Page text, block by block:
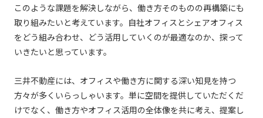
このような課題を解決しながら、働き方そのものの再構築にも
取り組みたいと考えています。自社オフィスとシェアオフィス
をどう組み合わせ、どう活用していくのが最適なのか、探って
いきたいと思っています。
三井不動産には、オフィスや働き方に関する深い知見を持つ
方々が多くいらっしゃいます。単に空間を提供していただくだ
けでなく、働き方やオフィス活用の全体像を共に考え、提案し